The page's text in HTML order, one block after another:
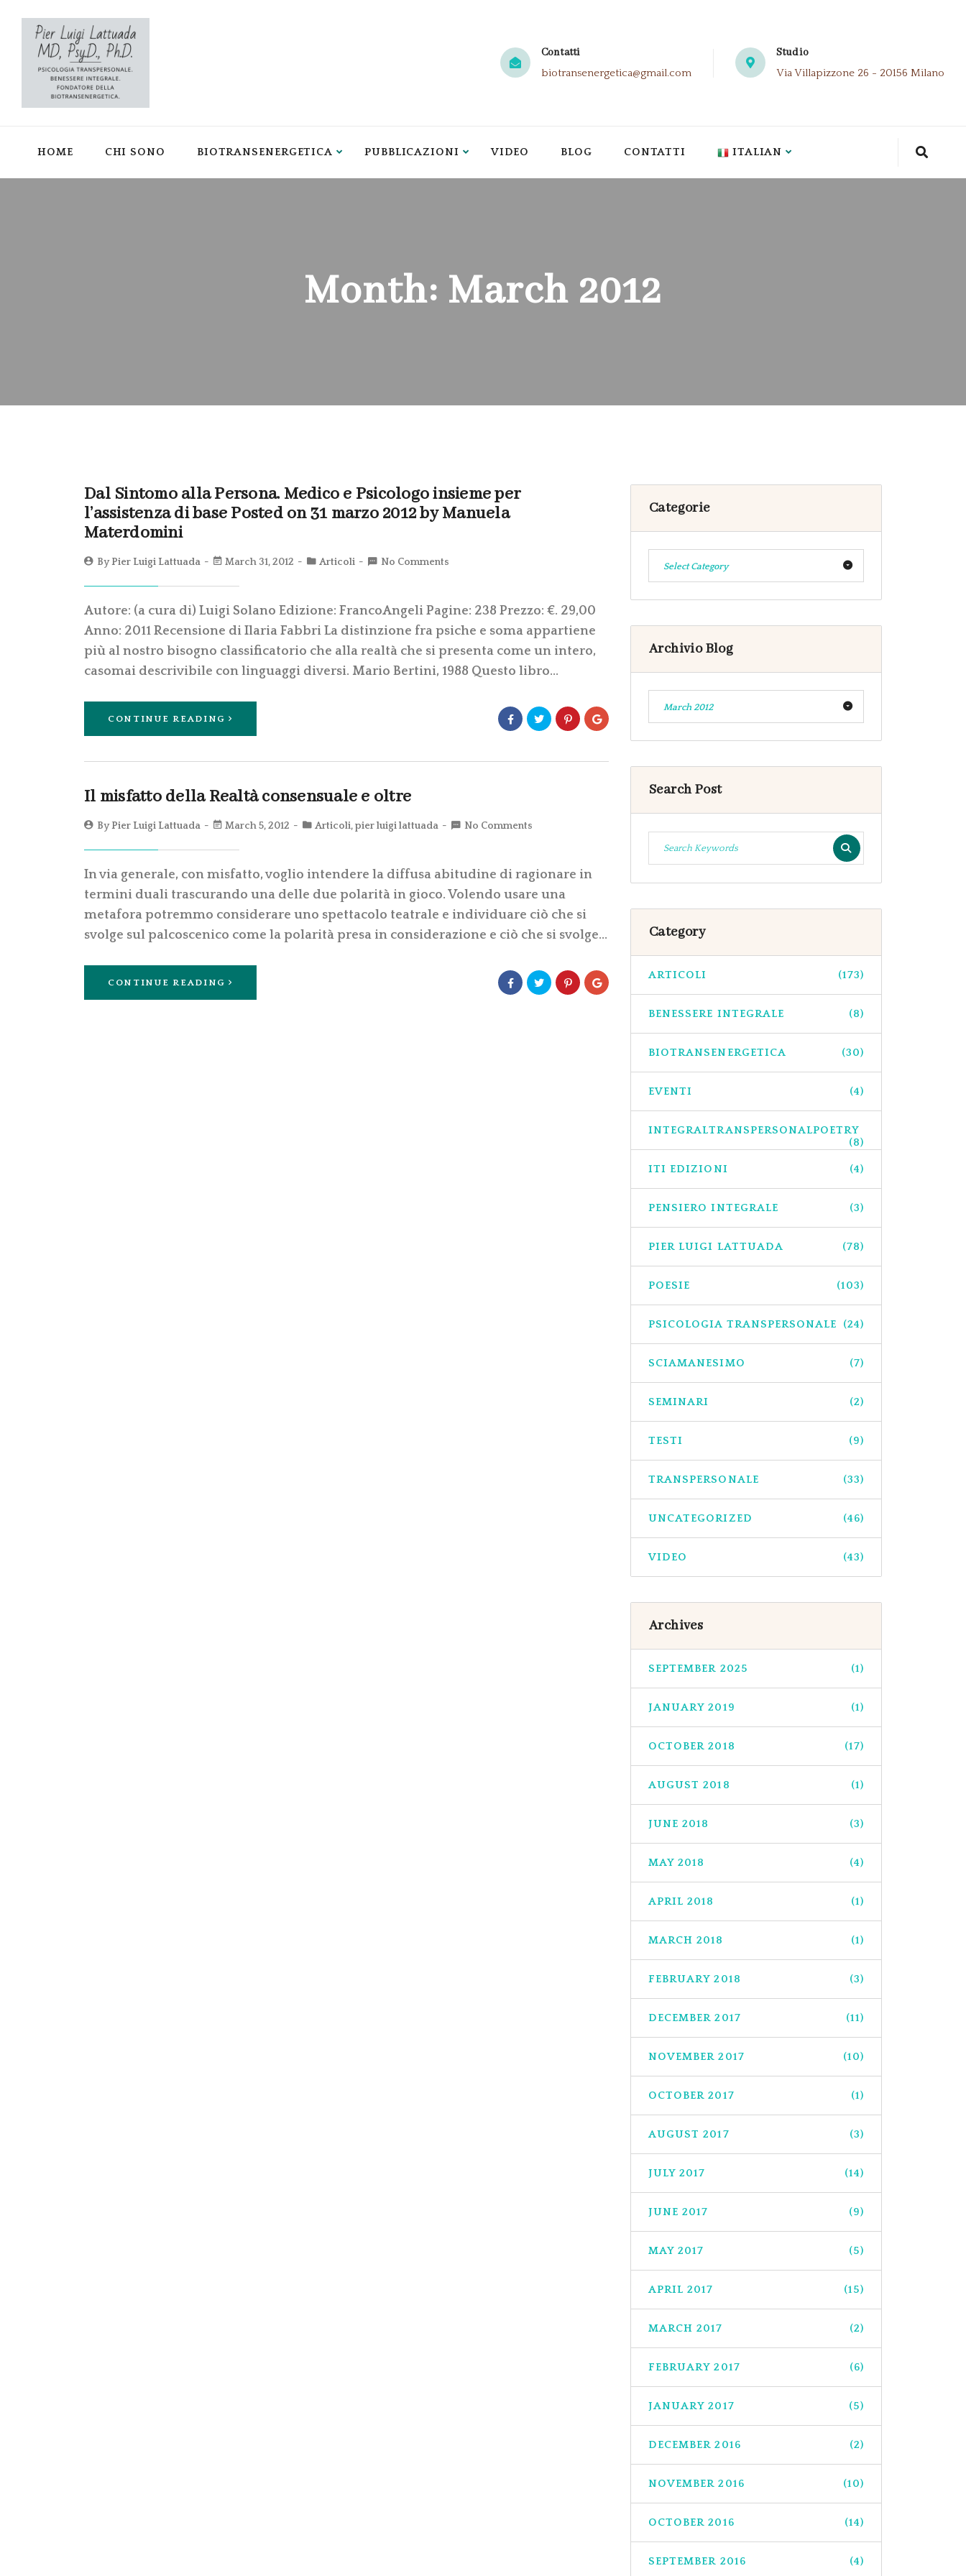
Contatti
biotransenergetica@gmail.com
Studio
Via Villapizzone 26 - 20156 Milano
HOME CHI SONO BIOTRANSENERGETICA PUBBLICAZIONI VIDEO BLOG CONTATTI ITALIAN
Month: March 2012
Dal Sintomo alla Persona. Medico e Psicologo insieme per
l’assistenza di base Posted on 31 marzo 2012 by Manuela
Materdomini
ByPier Luigi Lattuada March 31, 2012 Articoli No Comments
Autore: (a cura di) Luigi Solano Edizione: FrancoAngeli Pagine: 238 Prezzo: €. 29,00
Anno: 2011 Recensione di Ilaria Fabbri La distinzione fra psiche e soma appartiene
più al nostro bisogno classificatorio che alla realtà che si presenta come un intero,
casomai descrivibile con linguaggi diversi. Mario Bertini, 1988 Questo libro…
CONTINUE READING
Il misfatto della Realtà consensuale e oltre
ByPier Luigi Lattuada March 5, 2012 Articoli,pier luigi lattuada No Comments
In via generale, con misfatto, voglio intendere la diffusa abitudine di ragionare in
termini duali trascurando una delle due polarità in gioco. Volendo usare una
metafora potremmo considerare uno spettacolo teatrale e individuare ciò che si
svolge sul palcoscenico come la polarità presa in considerazione e ciò che si svolge…
CONTINUE READING
Categorie
Select Category
Archivio Blog
March 2012
Search Post
Category
ARTICOLI (173)
BENESSERE INTEGRALE (8)
BIOTRANSENERGETICA (30)
EVENTI (4)
INTEGRALTRANSPERSONALPOETRY
(8)
ITI EDIZIONI (4)
PENSIERO INTEGRALE (3)
PIER LUIGI LATTUADA (78)
POESIE (103)
PSICOLOGIA TRANSPERSONALE (24)
SCIAMANESIMO (7)
SEMINARI (2)
TESTI (9)
TRANSPERSONALE (33)
UNCATEGORIZED (46)
VIDEO (43)
Archives
SEPTEMBER 2025 (1)
JANUARY 2019 (1)
OCTOBER 2018 (17)
AUGUST 2018 (1)
JUNE 2018 (3)
MAY 2018 (4)
APRIL 2018 (1)
MARCH 2018 (1)
FEBRUARY 2018 (3)
DECEMBER 2017 (11)
NOVEMBER 2017 (10)
OCTOBER 2017 (1)
AUGUST 2017 (3)
JULY 2017 (14)
JUNE 2017 (9)
MAY 2017 (5)
APRIL 2017 (15)
MARCH 2017 (2)
FEBRUARY 2017 (6)
JANUARY 2017 (5)
DECEMBER 2016 (2)
NOVEMBER 2016 (10)
OCTOBER 2016 (14)
SEPTEMBER 2016 (4)